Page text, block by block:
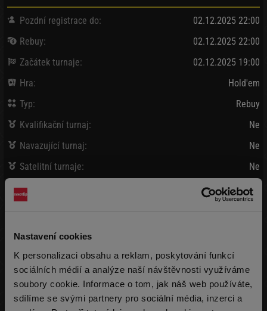
Nastavení cookies
K personalizaci obsahu a reklam, poskytování funkcí
sociálních médií a analýze naší návštěvnosti využíváme
soubory cookie. Informace o tom, jak náš web používáte,
sdílíme se svými partnery pro sociální média, inzerci a
Pozdní registrace do:
02.12.2025 22:00
Rebuy:
02.12.2025 22:00
Začátek turnaje:
02.12.2025 19:00
Hra:
Hold'em
Typ:
Rebuy
Kvalifikační turnaj:
Ne
Navazující turnaj:
Ne
Satelitní turnaje:
Ne
Bank / Vybráno: /87 360 Kč
Pozdní registrace: 910 Kč + 90 Kč
(15 000 žetonů) max 999x
Rebuy: 910 Kč + 90 Kč
(15 000 žetonů)max 9999x